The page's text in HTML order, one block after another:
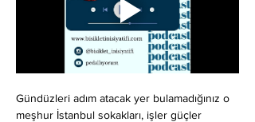
Gündüzleri adım atacak yer bulamadığınız o
meşhur İstanbul sokakları, işler güçler